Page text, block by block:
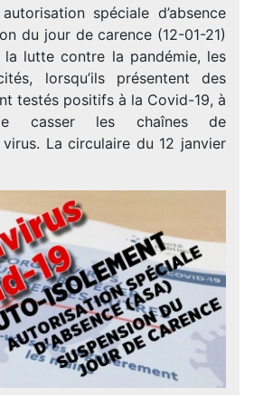
spéciale d’absence
du jour de carence (12-01-21)
lutte contre la pandémie, les
lorsqu’ils présentent des
testés positifs à la Covid-19, à
casser les chaînes de
La circulaire du 12 janvier